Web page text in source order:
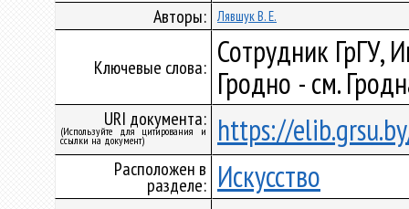
Авторы: Лявшук В. Е.
Ключевые слова: Сотрудник ГрГУ,
Гродно - см.
URI документа:
(Используйте для цитирования и
ссылки на документ) https://
Расположен в
разделе: Искусство